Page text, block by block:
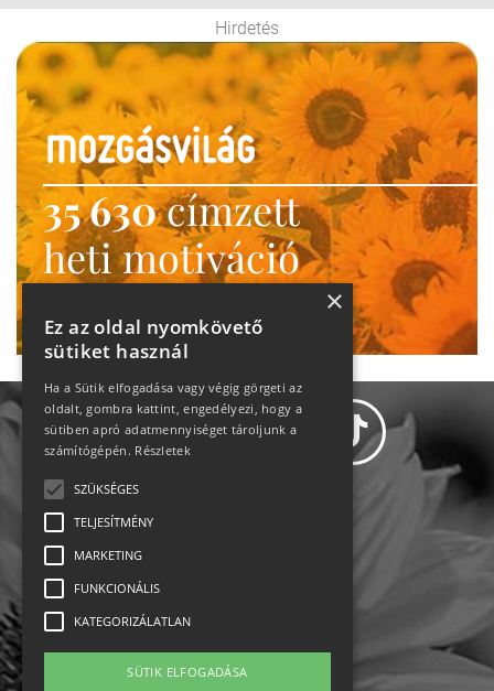
Hirdetés
35 630címzett
heti motiváció
Impresszum-kapcsolat
Jogi nyilatkozat
×
Ez az oldal nyomkövető
sütiket használ
Ha a Sütik elfogadása vagy végig görgeti az
oldalt, gombra kattint, engedélyezi, hogy a
sütiben apró adatmennyiséget tároljunk a
számítógépén. Részletek
SZÜKSÉGES
TELJESÍTMÉNY
MARKETING
FUNKCIONÁLIS
KATEGORIZÁLATLAN
SÜTIK ELFOGADÁSA